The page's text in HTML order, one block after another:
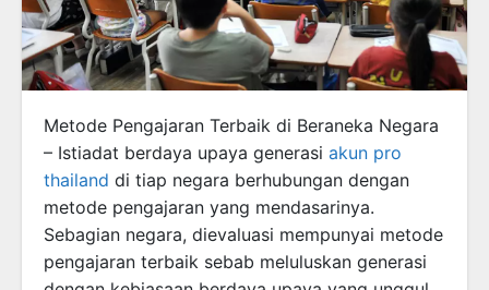
Metode Pengajaran Terbaik di Beraneka Negara
– Istiadat berdaya upaya generasi akun pro
thailand di tiap negara berhubungan dengan
metode pengajaran yang mendasarinya.
Sebagian negara, dievaluasi mempunyai metode
pengajaran terbaik sebab meluluskan generasi